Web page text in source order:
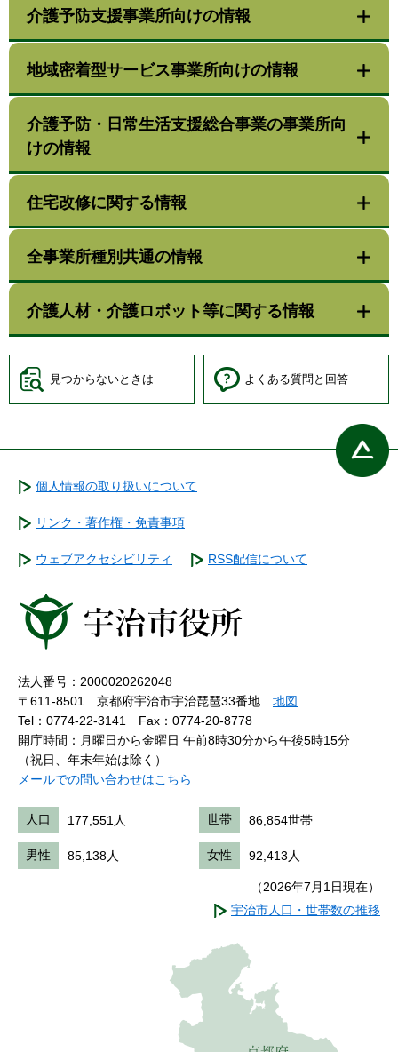
介護予防支援事業所向けの情報
地域密着型サービス事業所向けの情報
介護予防・日常生活支援総合事業の事業所向
けの情報
住宅改修に関する情報
全事業所種別共通の情報
介護人材・介護ロボット等に関する情報
見つからないときは よくある質問と回答
個人情報の取り扱いについて
リンク・著作権・免責事項
ウェブアクセシビリティ RSS配信について
法人番号：2000020262048
〒611-8501 京都府宇治市宇治琵琶33番地 地図
Tel：0774-22-3141
Fax：0774-20-8778
開庁時間：月曜日から金曜日 午前8時30分から午後5時15分
（祝日、年末年始は除く）
メールでの問い合わせはこちら
人口 177,551人 世帯 86,854世帯
男性 85,138人 女性 92,413人
（2026年7月1日現在）
宇治市人口・世帯数の推移